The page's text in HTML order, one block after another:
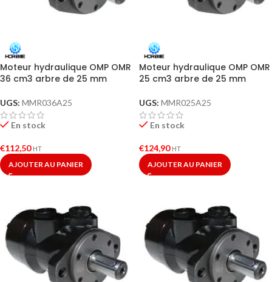
Moteur hydraulique OMP OMR
36 cm3 arbre de 25 mm
UGS: MMR036A25
En stock
€112,50 HT
AJOUTER AU PANIER
Moteur hydraulique OMP OMR
25 cm3 arbre de 25 mm
UGS: MMR025A25
En stock
€124,90 HT
AJOUTER AU PANIER